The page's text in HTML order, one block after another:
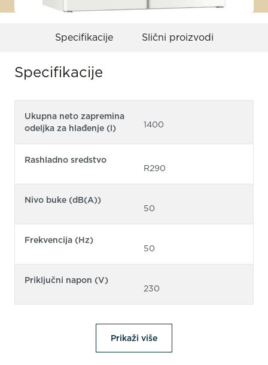
Specifikacije Slični proizvodi
Specifikacije
Ukupna neto zapremina
odeljka za hlađenje (l)
1400
Rashladno sredstvo
R290
Nivo buke (dB(A))
50
Frekvencija (Hz)
50
Priključni napon (V)
230
Prikaži više